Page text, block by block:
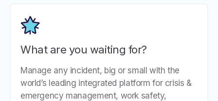
What are you waiting for?
Manage any incident, big or small with the
world’s leading integrated platform for crisis &
emergency management, work safety,